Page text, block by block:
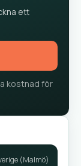
ett
kostnad för
(Malmö)